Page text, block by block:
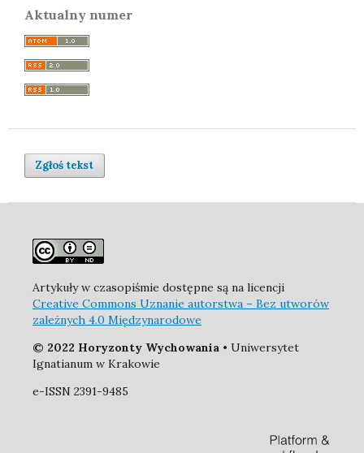
Aktualny numer
Zgłoś tekst
Artykuły w czasopiśmie dostępne są na licencji
Creative Commons Uznanie autorstwa – Bez utworów
zależnych 4.0 Międzynarodowe
© 2022 Horyzonty Wychowania • Uniwersytet
Ignatianum w Krakowie
e-ISSN 2391-9485